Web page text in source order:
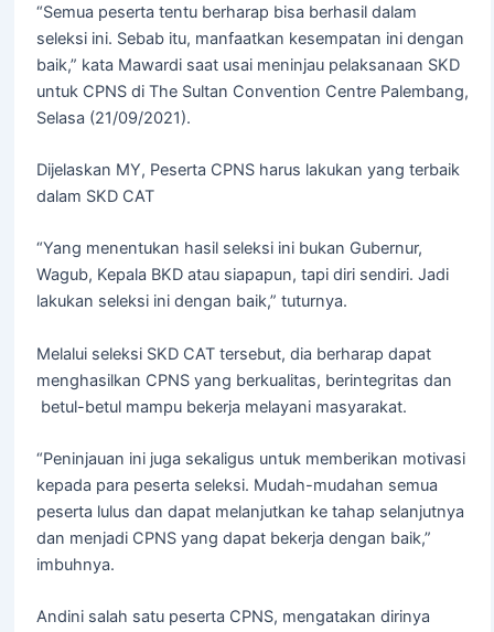
“Semua peserta tentu berharap bisa berhasil dalam
seleksi ini. Sebab itu, manfaatkan kesempatan ini dengan
baik,” kata Mawardi saat usai meninjau pelaksanaan SKD
untuk CPNS di The Sultan Convention Centre Palembang,
Selasa (21/09/2021).
Dijelaskan MY, Peserta CPNS harus lakukan yang terbaik
dalam SKD CAT
“Yang menentukan hasil seleksi ini bukan Gubernur,
Wagub, Kepala BKD atau siapapun, tapi diri sendiri. Jadi
lakukan seleksi ini dengan baik,” tuturnya.
Melalui seleksi SKD CAT tersebut, dia berharap dapat
menghasilkan CPNS yang berkualitas, berintegritas dan
betul-betul mampu bekerja melayani masyarakat.
“Peninjauan ini juga sekaligus untuk memberikan motivasi
kepada para peserta seleksi. Mudah-mudahan semua
peserta lulus dan dapat melanjutkan ke tahap selanjutnya
dan menjadi CPNS yang dapat bekerja dengan baik,”
imbuhnya.
Andini salah satu peserta CPNS, mengatakan dirinya